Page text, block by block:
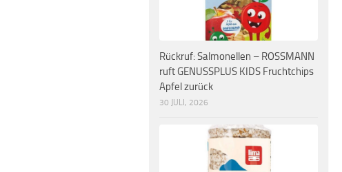
Rückruf: Salmonellen – ROSSMANN
ruft GENUSSPLUS KIDS Fruchtchips
Apfel zurück
30 JULI, 2026